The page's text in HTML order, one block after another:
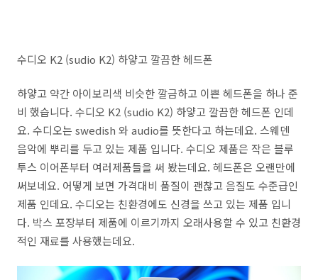
수디오 K2 (sudio K2) 하얗고 깔끔한 헤드폰
하얗고 약간 아이보리색 비슷한 깔금하고 이쁜 헤드폰을 하나 준
비 했습니다. 수디오 K2 (sudio K2) 하얗고 깔끔한 헤드폰 인데
요. 수디오는 swedish 와 audio를 뜻한다고 하는데요. 스웨덴
음악에 뿌리를 두고 있는 제품 입니다. 수디오 제품은 작은 블루
투스 이어폰부터 여러제품들을 써 봤는데요. 헤드폰은 오랜만에
써보네요. 어떻게 보면 가격대비 품질이 괜찮고 음질도 수준급인
제품 인데요. 수디오는 친환경에도 신경을 쓰고 있는 제품 입니
다. 박스 포장부터 제품에 이르기까지 오래사용할 수 있고 친환경
적인 재료를 사용했는데요.